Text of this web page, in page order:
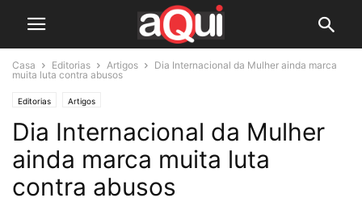
Casa Editorias Artigos
Dia Internacional da Mulher ainda marca
muita luta contra abusos
Editorias Artigos
Dia Internacional da Mulher
ainda marca muita luta
contra abusos